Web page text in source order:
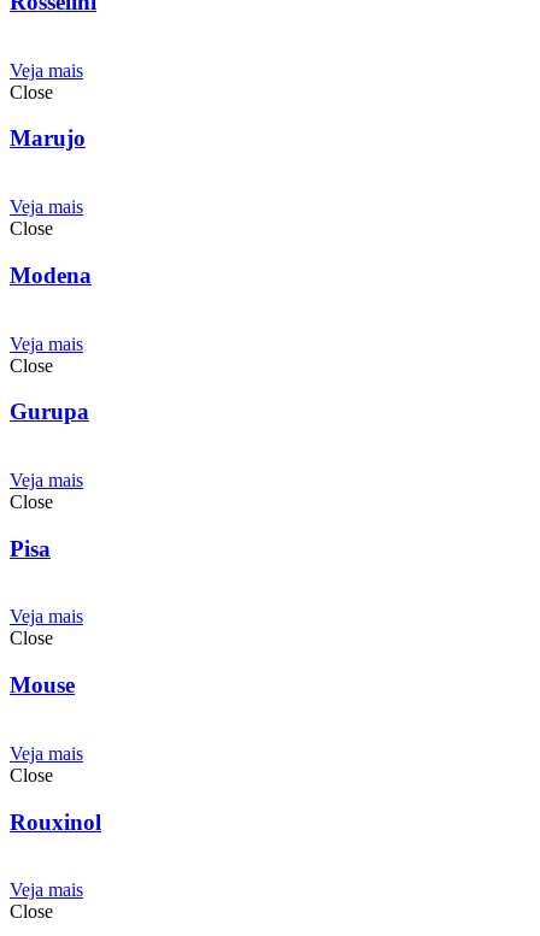
Veja mais
Close
Marujo
Veja mais
Close
Modena
Veja mais
Close
Gurupa
Veja mais
Close
Pisa
Veja mais
Close
Mouse
Veja mais
Close
Rouxinol
Veja mais
Close